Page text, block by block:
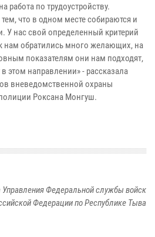
работа по трудоустройству.
что в одном месте собираются и
У нас свой определенный критерий
нам обратились много желающих, на
показателям они нам подходят,
этом направлении» - рассказала
вневедомственной охраны
Роксана Монгуш.
Федеральной службы войск
Федерации по Республике Тыва